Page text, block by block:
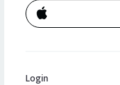
Login